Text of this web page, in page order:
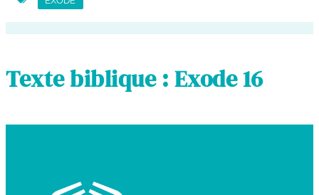
Texte biblique : Exode 16